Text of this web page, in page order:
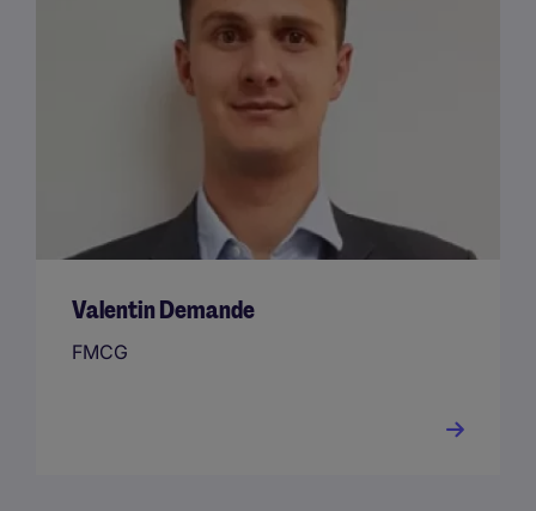
Valentin Demande
FMCG